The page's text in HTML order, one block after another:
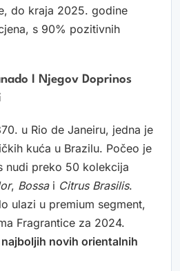
do kraja 2025. godine
s 90% pozitivnih
I Njegov Doprinos
u Rio de Janeiru, jedna je
kuća u Brazilu. Počeo je
nudi preko 50 kolekcija
, Bossai Citrus Brasilis.
ulazi u premium segment,
Fragrantice za 2024.
najboljih novih orientalnih